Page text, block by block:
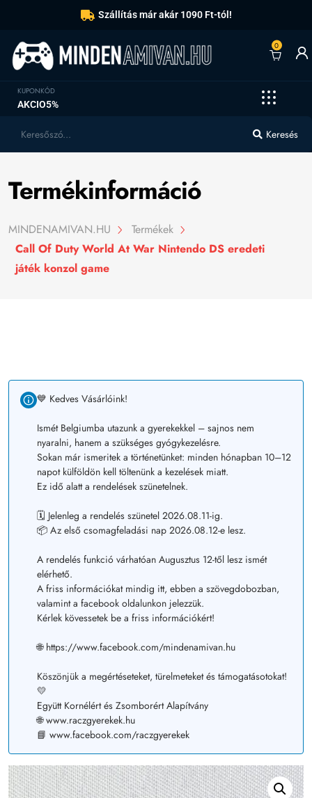
Szállítás már akár 1090 Ft-tól!
0
KUPONKÓD
AKCIO5%
Keresés
Termékinformáció
MINDENAMIVAN.HU
Termékek
Call Of Duty World At War Nintendo DS eredeti
játék konzol game
💙 Kedves Vásárlóink!
Ismét Belgiumba utazunk a gyerekekkel – sajnos nem
nyaralni, hanem a szükséges gyógykezelésre.
Sokan már ismeritek a történetünket: minden hónapban 10–12
napot külföldön kell töltenünk a kezelések miatt.
Ez idő alatt a rendelések szünetelnek.
🗓️ Jelenleg a rendelés szünetel 2026.08.11-ig.
📦 Az első csomagfeladási nap 2026.08.12-e lesz.
A rendelés funkció várhatóan Augusztus 12-től lesz ismét
elérhető.
A friss információkat mindig itt, ebben a szövegdobozban,
valamint a facebook oldalunkon jelezzük.
Kérlek kövessetek be a friss információkért!
🌐 https://www.facebook.com/mindenamivan.hu
Köszönjük a megértéseteket, türelmeteket és támogatásotokat!
💛
Együtt Kornélért és Zsomborért Alapítvány
🌐 www.raczgyerekek.hu
📘 www.facebook.com/raczgyerekek